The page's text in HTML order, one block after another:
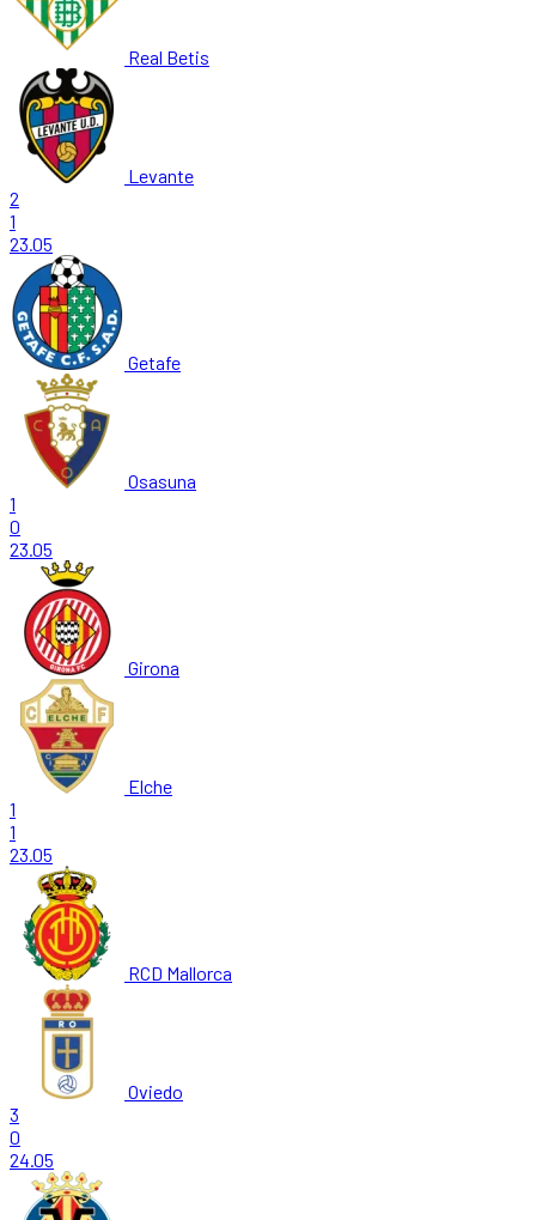
Real Betis
Levante
2
1
23.05
Getafe
Osasuna
1
0
23.05
Girona
Elche
1
1
23.05
RCD Mallorca
Oviedo
3
0
24.05